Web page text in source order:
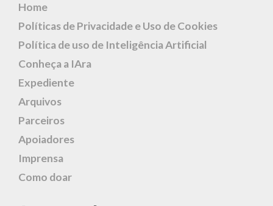
Home
Políticas de Privacidade e Uso de Cookies
Política de uso de Inteligência Artificial
Conheça a IAra
Expediente
Arquivos
Parceiros
Apoiadores
Imprensa
Como doar